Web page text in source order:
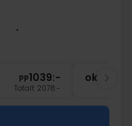
pp1039:-
Totalt 2078:-
okt